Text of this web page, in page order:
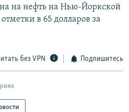
на нефть на Нью-Йоркской
в 65 долларов за
без VPN Подпишитесь